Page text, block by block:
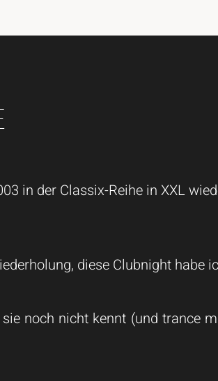
in der Classix-Reihe in XXL
diese Clubnight habe
noch nicht kennt (und